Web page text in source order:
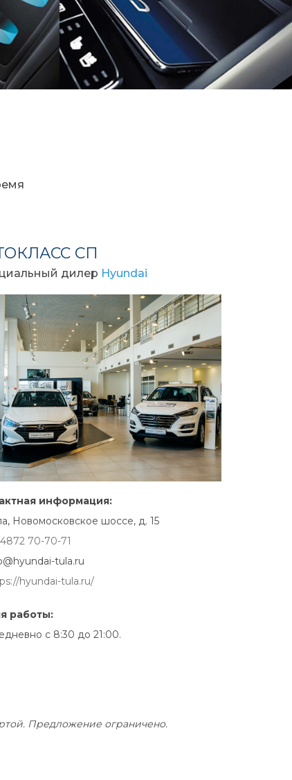
УСТРОЙСТВО
СП
дилер Hyundai
информация:
Новомосковское шоссе, д. 15
70-70-71
tula.ru
hyundai-tula.ru/
работы:
с 8:30 до 21:00.
Предложение ограничено.